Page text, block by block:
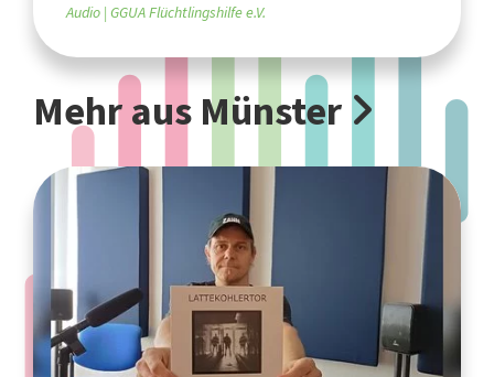
Audio GGUA Flüchtlingshilfe e.V.
Mehr aus Münster